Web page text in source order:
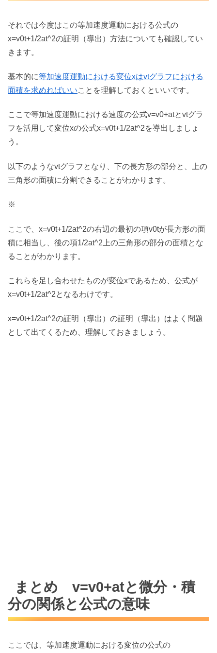
それでは今度はこの等加速度運動における公式の
x=v0t+1/2at^2の証明（導出）方法についても確認してい
きます。
基本的に等加速度運動における変位xはvtグラフにおける
面積を求めればいいことを理解しておくといいです。
ここで等加速度運動における速度の公式v=v0+atとvtグラ
フを活用して変位xの公式x=v0t+1/2at^2を導出しましょ
う。
以下のようなvtグラフとなり、下の長方形の部分と、上の
三角形の面積に分割できることがわかります。
※
ここで、x=v0t+1/2at^2の右辺の最初の項v0tが長方形の面
積に相当し、後の項1/2at^2上の三角形の部分の面積とな
ることがわかります。
これらを足し合わせたものが変位xであるため、公式が
x=v0t+1/2at^2となるわけです。
x=v0t+1/2at^2の証明（導出）の証明（導出）はよく問題
として出てくるため、理解しておきましょう。
まとめ v=v0+atと微分・積
分の関係と公式の意味
ここでは、等加速度運動における変位の公式の